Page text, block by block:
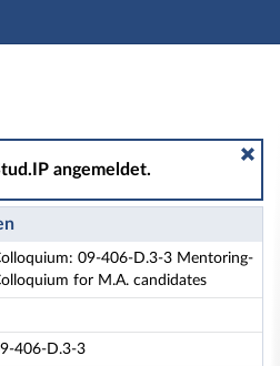
3 Mentoring-Colloquium for
angemeldet.
09-406-D.3-3 Mentoring-
for M.A. candidates
406-D.3-3